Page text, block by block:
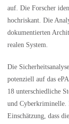
auf. Die Forscher
hochriskant. Die
dokumentierten
realen System.
Die
potenziell auf das
18 unterschiedliche
und Cyberkriminelle.
Einschätzung, dass